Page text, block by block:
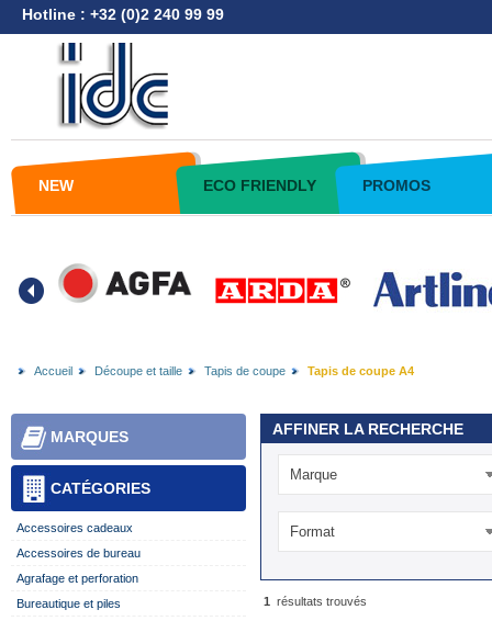
Hotline : +32 (0)2 240 99 99
NEW ECO FRIENDLY PROMOS
Accueil Découpe et taille Tapis de coupe Tapis de coupe A4
CATÉGORIES
MARQUES
Accessoires cadeaux
Accessoires de bureau
Agrafage et perforation
Bureautique et piles
AFFINER LA RECHERCHE
Marque
Format
1 résultats trouvés